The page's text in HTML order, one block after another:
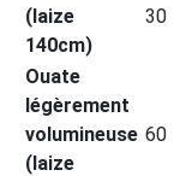
(laize
140cm)
30
Ouate
légèrement
volumineuse
(laize
60